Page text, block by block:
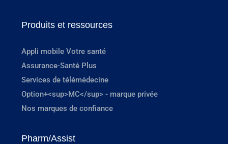
Produits et ressources
Appli mobile Votre santé
Assurance-Santé Plus
Services de télémédecine
Option+<sup>MC</sup> - marque privée
Nos marques de confiance
Pharm/Assist